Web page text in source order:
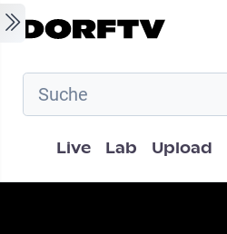
Skip to main content
Hauptnavigation
Live Lab Upload